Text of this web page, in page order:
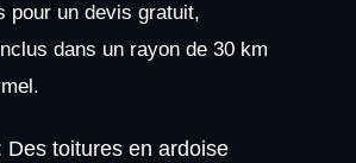
pour un devis gratuit,
dans un rayon de 30 km
toitures en ardoise